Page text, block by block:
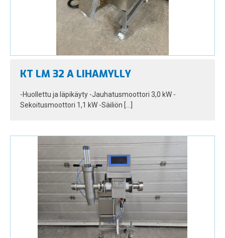
KT LM 32 A LIHAMYLLY
-Huollettu ja läpikäyty -Jauhatusmoottori 3,0 kW -
Sekoitusmoottori 1,1 kW -Säiliön […]